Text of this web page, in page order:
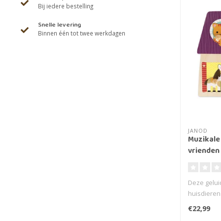
Bij iedere bestelling
Snelle levering
Binnen één tot twee werkdagen
JANOD
vrienden
Deze
€22,99